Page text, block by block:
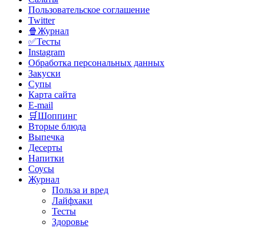
Пользовательское соглашение
Twitter
🍿Журнал
✅Тесты
Instagram
Обработка персональных данных
Закуски
Супы
Карта сайта
E-mail
🛒Шоппинг
Вторые блюда
Выпечка
Десерты
Напитки
Соусы
Журнал
Польза и вред
Лайфхаки
Тесты
Здоровье